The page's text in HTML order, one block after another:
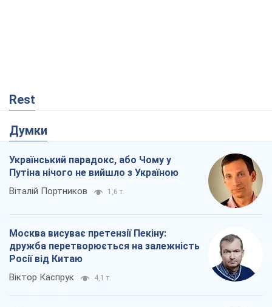
Rest
Думки
Український парадокс, або Чому у
Путіна нічого не вийшло з Україною
Віталій Портников 1,6 т.
Москва висуває претензії Пекіну:
дружба перетворюється на залежність
Росії від Китаю
Віктор Каспрук 4,1 т.